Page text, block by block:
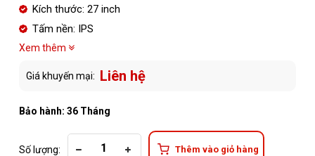
Kích thước: 27 inch
Tấm nền: IPS
Xem thêm
Giá khuyến mại: Liên hệ
Bảo hành: 36 Tháng
Số lượng: Thêm vào giỏ hàng